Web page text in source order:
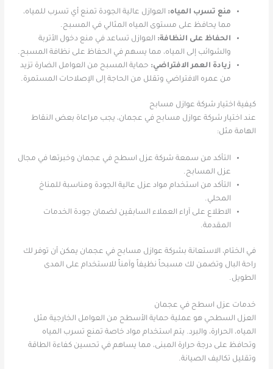
منع تسرب المياه: العوازل عالية الجودة تمنع أي تسرب للمياه،
مما يحافظ على مستوى المياه المثالي في المسبح.
الحفاظ على النظافة: العوازل تساعد في منع دخول الأتربة
والشوائب إلى المياه، مما يسهم في الحفاظ على نظافة المسبح.
زيادة العمر الافتراضي: حماية المسبح من العوامل الضارة تزيد
من عمره الافتراضي وتقلل من الحاجة إلى الإصلاحات المستمرة.
كيفية اختيار شركة عوازل مسابح
عند اختيار شركة عوازل مسابح في عجمان، يجب مراعاة بعض النقاط
الهامة مثل:
التأكد من سمعة شركة عزل اسطح في عجمان وخبرتها في مجال
عزل المسابح.
التأكد من استخدام مواد عزل عالية الجودة ومناسبة للمناخ
المحلي.
الاطلاع على آراء العملاء السابقين لضمان جودة الخدمات
المقدمة.
في الختام، الاستعانة بشركة عوازل مسابح في عجمان يمكن أن توفر لك
راحة البال وتضمن لك مسبحاً نظيفاً وآمناً للاستخدام على المدى
الطويل.
خدمات عزل اسطح في عجمان
العزل السطحي هو عملية حماية الأسطح من العوامل الخارجية مثل
المياه، الحرارة، والبرد. يتم استخدام مواد خاصة تمنع تسرب المياه
وتحافظ على درجة حرارة المبنى، مما يساهم في تحسين كفاءة الطاقة
وتقليل تكاليف الصيانة.